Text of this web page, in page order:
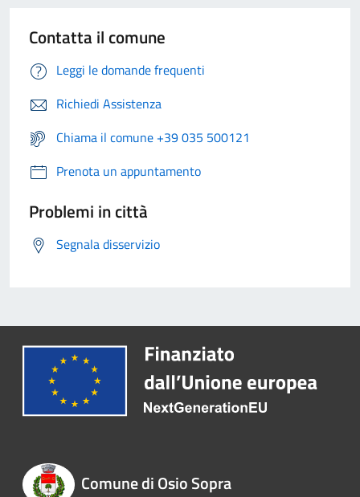
Contatta il comune
Leggi le domande frequenti
Richiedi Assistenza
Chiama il comune +39 035 500121
Prenota un appuntamento
Problemi in città
Segnala disservizio
Comune di Osio Sopra